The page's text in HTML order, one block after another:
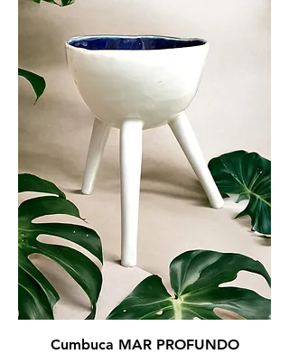
Cumbuca MAR PROFUNDO